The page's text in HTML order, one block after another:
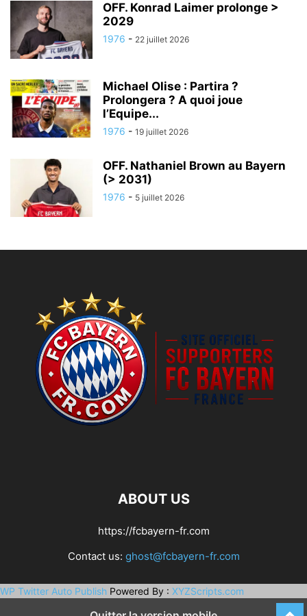
OFF. Konrad Laimer prolonge >
2029
1976 - 22 juillet 2026
Michael Olise : Partira ?
Prolongera ? A quoi joue
l’Equipe...
1976 - 19 juillet 2026
OFF. Nathaniel Brown au Bayern
(> 2031)
1976 - 5 juillet 2026
ABOUT US
https://fcbayern-fr.com
Contact us: ghost@fcbayern-fr.com
WP Twitter Auto Publish Powered By : XYZScripts.com